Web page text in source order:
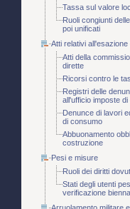
Tassa sul valore
Ruoli congiunti
poi unificati
Atti relativi
Atti della
dirette
Ricorsi contro le
Registri delle
all'ufficio imposte
Denunce di lavori
di consumo
Abbuonamento
costruzione
Pesi e misure
Ruoli dei diritti
Stati degli utenti
verificazione